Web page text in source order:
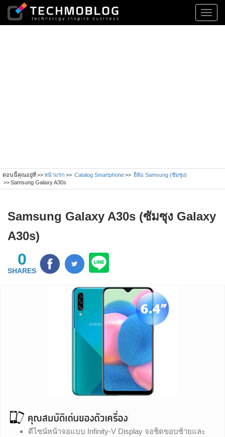
ตอนนี้คุณอยู่ที่ หน้าแรก Catalog Smartphone
ยี่ห้อ Samsung (ซัมซุง)
Samsung Galaxy A30s
Samsung Galaxy A30s (ซัมซุง Galaxy
A30s)
0
SHARES
ดีไซน์หน้าจอแบบ Infinity-V Display จอชิดขอบซ้ายและ